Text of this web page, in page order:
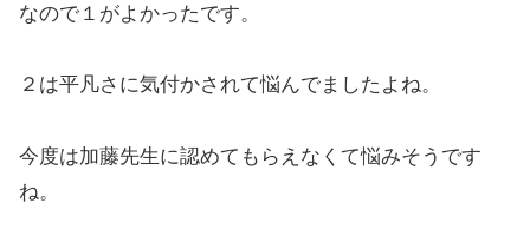
なので１がよかったです。
２は平凡さに気付かされて悩んでましたよね。
今度は加藤先生に認めてもらえなくて悩みそうです
ね。